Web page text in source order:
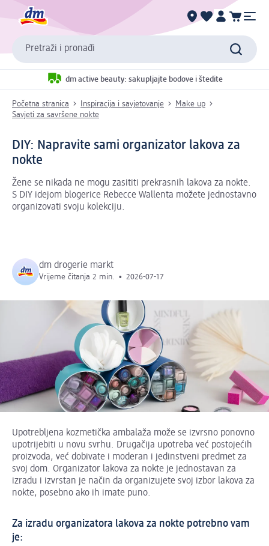
Pretraži i pronađi
dm active beauty: sakupljajte bodove i štedite
Početna stranica Inspiracija i savjetovanje
Make up
Savjeti za savršene nokte
DIY: Napravite sami organizator lakova za
nokte
Žene se nikada ne mogu zasititi prekrasnih lakova za nokte.
S DIY idejom blogerice Rebecce Wallenta možete jednostavno
organizovati svoju kolekciju.
dm drogerie markt
Vrijeme čitanja 2 min. • 2026-07-17
Upotrebljena kozmetička ambalaža može se izvrsno ponovno
upotrijebiti u novu svrhu. Drugačija upotreba već postojećih
proizvoda, već dobivate i moderan i jedinstveni predmet za
svoj dom. Organizator lakova za nokte je jednostavan za
izradu i izvrstan je način da organizujete svoj izbor lakova za
nokte, posebno ako ih imate puno.
Za izradu organizatora lakova za nokte potrebno vam
je: